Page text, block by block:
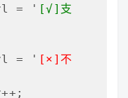
$curl = '
[√]支
$curl = '
[×]不